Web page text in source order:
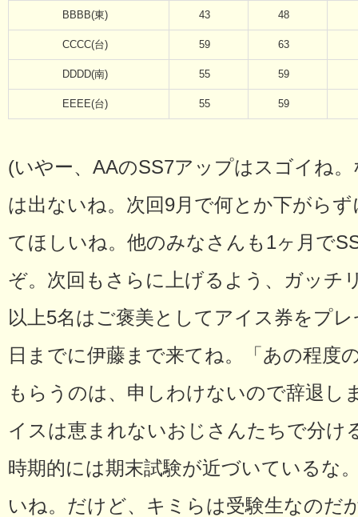
BBBB(東) 43 48
CCCC(台) 59 63
DDDD(南) 55 59
EEEE(台) 55 59
(いやー、AAのSS7アップはスゴイね
は出ないね。次回9月で何とか下がら
てほしいね。他のみなさんも1ヶ月で
ぞ。次回もさらに上げるよう、ガッチ
以上5名はご褒美としてアイス券をプ
日までに伊藤まで来てね。「あの程度
もらうのは、申しわけないので辞退し
イスは恵まれないおじさんたちで分け
時期的には期末試験が近づいているな
いね。だけど、キミらは受験生なのだ